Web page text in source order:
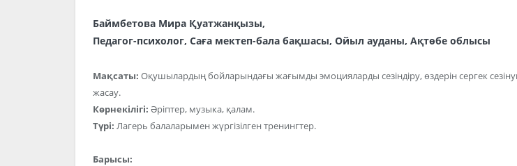
Баймбетова Мира Қуатжанқызы,
Педагог-психолог, Саға мектеп-бала бақшасы, Ойыл ауданы, Ақтөбе облысы
Мақсаты: Оқушылардың бойларындағы жағымды эмоцияларды сезіндіру, өздерін сергек
жасау.
Көрнекілігі: Әріптер, музыка, қалам.
Түрі: Лагерь балаларымен жүргізілген тренингтер.
Барысы: